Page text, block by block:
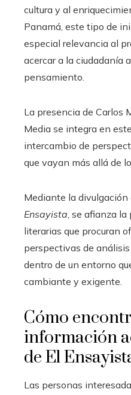
cultura y al
Panamá, este tipo de
especial relevancia al
acercar a la ciudadanía
pensamiento.
La presencia de Carlos
Media se integra en
intercambio de
que vayan más allá de
Mediante la divulgación
Ensayista , se afianza
literarias que procuran
perspectivas de
dentro de un entorno
cambiante y exigente.
Cómo
información
de El
Las personas